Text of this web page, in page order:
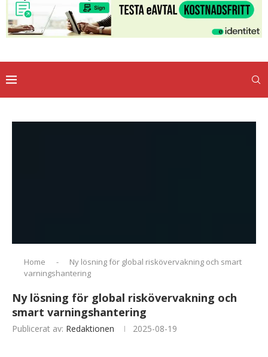
Home -
Ny lösning för global riskövervakning och smart
varningshantering
Ny lösning för global riskövervakning och
smart varningshantering
Publicerat av: Redaktionen 2025-08-19